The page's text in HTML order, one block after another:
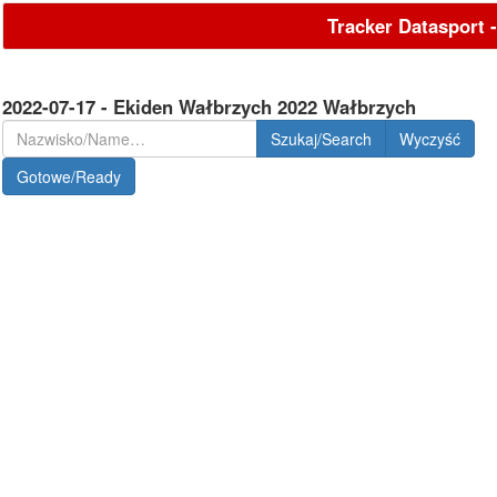
Tracker Datasport
2022-07-17 - Ekiden Wałbrzych 2022 Wałbrzych
Szukaj/Search
Gotowe/Ready